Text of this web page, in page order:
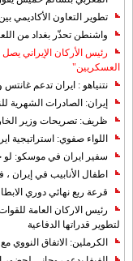
تطوير التعاون الأكاديمي
واشنطن تحذّر بغداد من
رئيس الأركان الإيراني
العسكريين"
نتنياهو : ايران تدعم غانتس
إيران: الصادرات الشهریة للنفط
ظريف: تصريحات وزير
اللواء صفوي: استراتيجية
سفير ايران في موسكو: لو
اطفال الأنابيب في
قرعة ربع نهائي دوري
رئيس الاركان العامة
لتطوير قدراتها الدفاعية
الكرملين: الاتفاق النووي